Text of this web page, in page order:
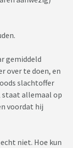
gemiddeld
over te doen, en
slachtoffer
staat allemaal op
voordat hij
niet. Hoe kun